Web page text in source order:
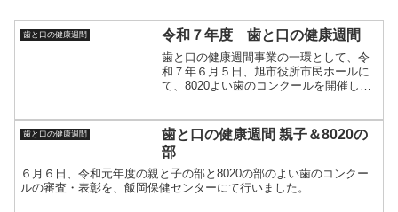
歯と口の健康週間 令和７年度 歯と口の健康週間
歯と口の健康週間事業の一環として、令
和７年６月５日、旭市役所市民ホールに
て、8020よい歯のコンクールを開催しま
も行いました。■令和７年度の受賞者(敬
称略)よい歯のコ...
歯と口の健康週間
歯と口の健康週間 親子＆8020の
部
６月６日、令和元年度の親と子の部と8020の部のよい歯のコンクー
ルの審査・表彰を、飯岡保健センターにて行いました。